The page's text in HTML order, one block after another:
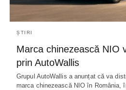
ȘTIRI
Marca chinezească NIO
prin AutoWallis
Grupul AutoWallis a anunțat că va
marca chinezească NIO în România,